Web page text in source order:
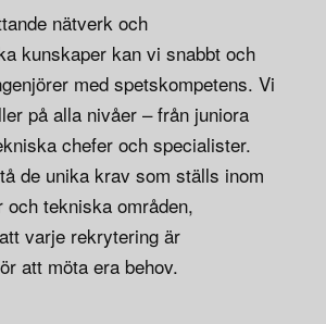
nätverk och
kunskaper kan vi snabbt och
med spetskompetens. Vi
på alla nivåer – från juniora
chefer och specialister.
de unika krav som ställs inom
och tekniska områden,
varje rekrytering är
att möta era behov.